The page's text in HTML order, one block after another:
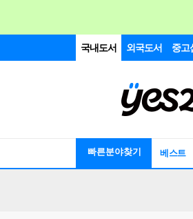
국내도서 외국도서 중고
빠른분야찾기 베스트